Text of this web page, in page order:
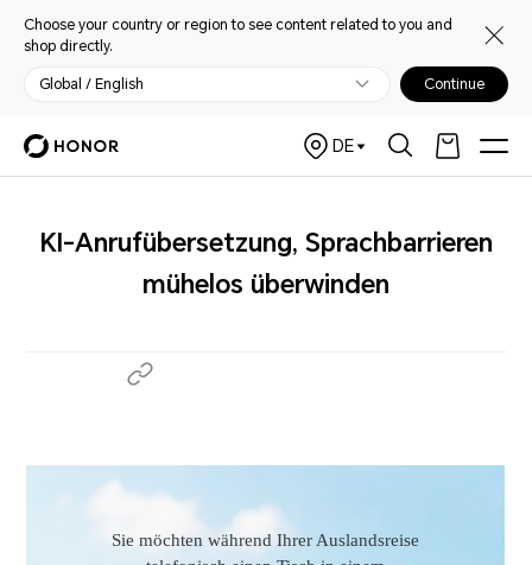
Choose your country or region to see content related to you and
shop directly.
Global / English Continue
DE
KI-Anrufübersetzung, Sprachbarrieren
mühelos überwinden